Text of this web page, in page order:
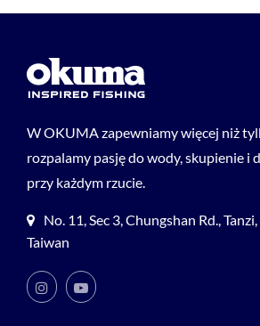
W OKUMA zapewniamy więcej niż
rozpalamy pasję do wody, skupienie i
przy każdym rzucie.
No. 11, Sec 3, Chungshan Rd.,
Taiwan